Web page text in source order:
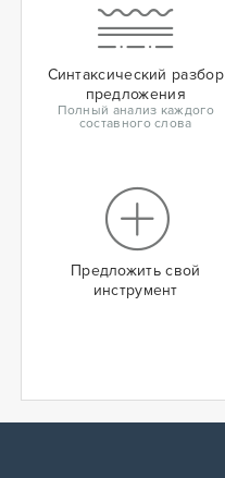
Синтаксический разбор
предложения
Полный анализ каждого
составного слова
Предложить свой
инструмент